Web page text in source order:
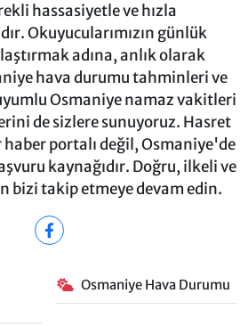
hassasiyetle ve hızla
Okuyucularımızın günlük
adına, anlık olarak
hava durumu tahminleri ve
Osmaniye namaz vakitleri
de sizlere sunuyoruz. Hasret
haber portalı değil, Osmaniye'de
kaynağıdır. Doğru, ilkeli ve
bizi takip etmeye devam edin.
Osmaniye Hava Durumu